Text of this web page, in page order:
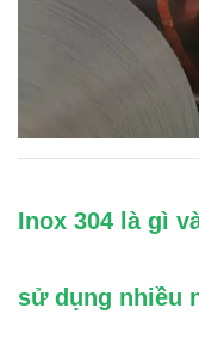
Inox 304 là gì
sử dụng nhiều